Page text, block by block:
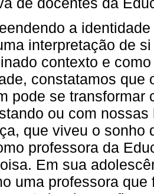
a
interpretação de
contexto e
constatamos que
pode se transformar
ou com
que viveu o sonho
professora da
Em sua
uma professora